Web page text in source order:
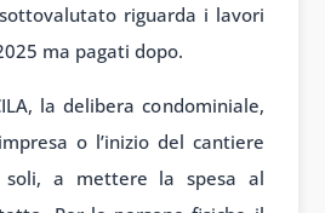
riguarda i lavori
ma pagati dopo.
la delibera condominiale,
o l’inizio del cantiere
soli, a mettere la spesa al